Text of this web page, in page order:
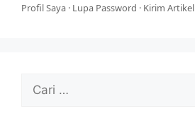
Profil Saya · Lupa Password · Kirim Artikel
Cari